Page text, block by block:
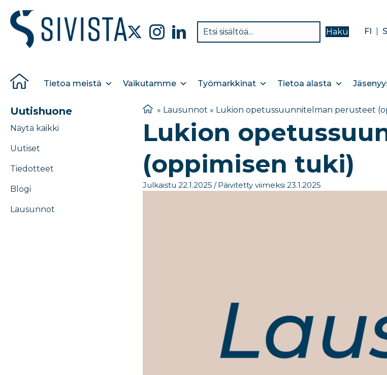
Haku FI
Tietoa meistä Vaikutamme Työmarkkinat Tietoa alasta
Uutishuone
Näytä kaikki
Uutiset
Tiedotteet
Blogi
Lausunnot
» Lausunnot » Lukion opetussuunnitelman perusteet
Lukion
(oppimisen tuki)
Julkaistu 22.1.2025 / Päivitetty viimeksi 23.1.2025